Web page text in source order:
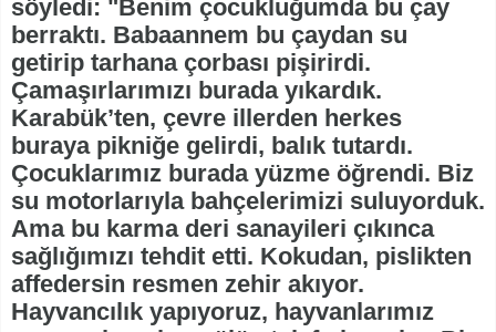
söyledi: "Benim çocukluğumda bu çay
berraktı. Babaannem bu çaydan su
getirip tarhana çorbası pişirirdi.
Çamaşırlarımızı burada yıkardık.
Karabük’ten, çevre illerden herkes
buraya pikniğe gelirdi, balık tutardı.
Çocuklarımız burada yüzme öğrendi. Biz
su motorlarıyla bahçelerimizi suluyorduk.
Ama bu karma deri sanayileri çıkınca
sağlığımızı tehdit etti. Kokudan, pislikten
affedersin resmen zehir akıyor.
Hayvancılık yapıyoruz, hayvanlarımız